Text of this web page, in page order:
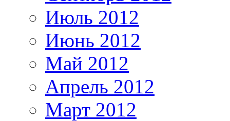
Июль 2012
Июнь 2012
Май 2012
Апрель 2012
Март 2012